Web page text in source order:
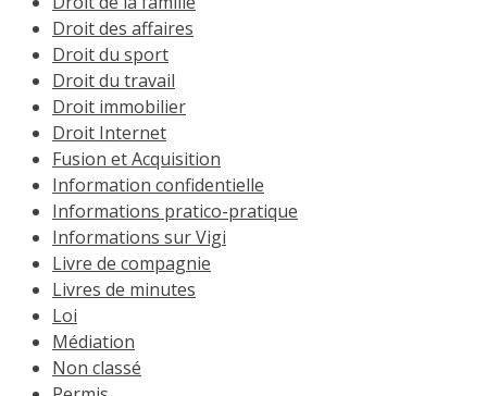
Droit des affaires
Droit du sport
Droit du travail
Droit immobilier
Droit Internet
Fusion et Acquisition
Information confidentielle
Informations pratico-pratique
Informations sur Vigi
Livre de compagnie
Livres de minutes
Loi
Médiation
Non classé